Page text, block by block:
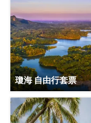
瓊海 自由行套票